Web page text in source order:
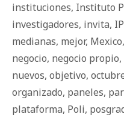
instituciones, Instituto
investigadores, invita,
medianas, mejor, Mexico,
negocio, negocio propio,
nuevos, objetivo,
organizado, paneles,
plataforma, Poli,